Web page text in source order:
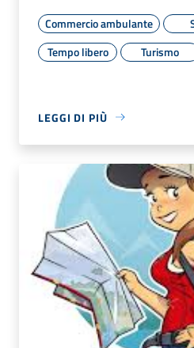
Commercio ambulante
Tempo libero
Turismo
LEGGI DI PIÙ